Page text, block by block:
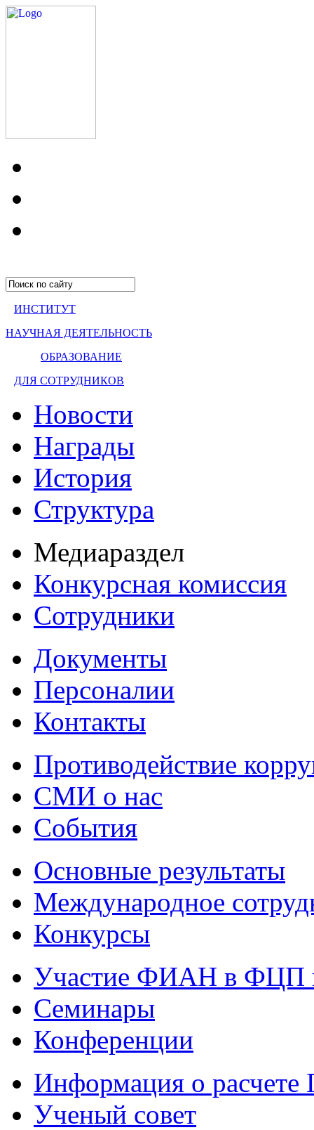
ИНСТИТУТ
НАУЧНАЯ ДЕЯТЕЛЬНОСТЬ
ОБРАЗОВАНИЕ
ДЛЯ СОТРУДНИКОВ
Новости
Награды
История
Структура
Медиараздел
Конкурсная комиссия
Сотрудники
Документы
Персоналии
Контакты
Противодействие
СМИ о нас
События
Основные результаты
Международное
Конкурсы
Участие ФИАН в ФЦП
Семинары
Конференции
Информация о
Ученый совет